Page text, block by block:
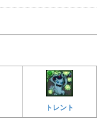
トレント